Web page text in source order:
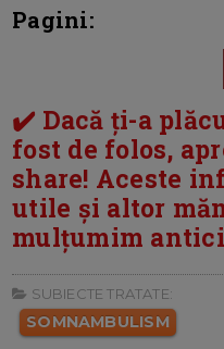
Pagini:
✔️ Dacă ți-a
fost de folos,
share! Aceste
utile și altor
mulțumim
SUBIECTE TRATATE:
SOMNAMBULISM